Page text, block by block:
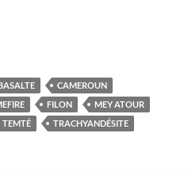
géants au Cameroun
CAMEROUN
FILON
MEY ATOUR
TEMTÉ TRACHYANDÉSITE